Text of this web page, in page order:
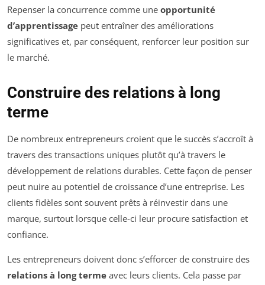
Repenser la concurrence comme une opportunité
d’apprentissage peut entraîner des améliorations
significatives et, par conséquent, renforcer leur position sur
le marché.
Construire des relations à long
terme
De nombreux entrepreneurs croient que le succès s’accroît à
travers des transactions uniques plutôt qu’à travers le
développement de relations durables. Cette façon de penser
peut nuire au potentiel de croissance d’une entreprise. Les
clients fidèles sont souvent prêts à réinvestir dans une
marque, surtout lorsque celle-ci leur procure satisfaction et
confiance.
Les entrepreneurs doivent donc s’efforcer de construire des
relations à long terme avec leurs clients. Cela passe par